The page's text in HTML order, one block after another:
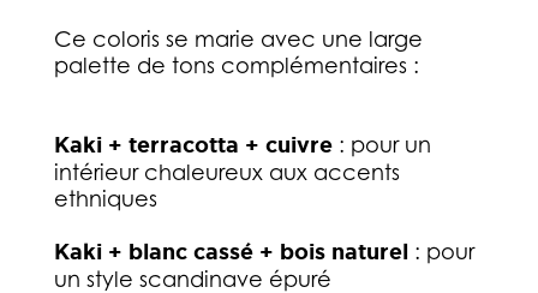
Ce coloris se marie avec une large
palette de tons complémentaires :
Kaki + terracotta + cuivre: pour un
intérieur chaleureux aux accents
ethniques
Kaki + blanc cassé + bois naturel: pour
un style scandinave épuré